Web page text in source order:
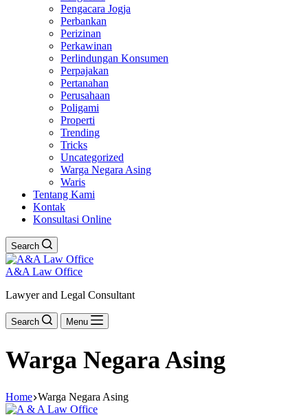
Pengacara Jogja
Perbankan
Perizinan
Perkawinan
Perlindungan Konsumen
Perpajakan
Pertanahan
Perusahaan
Poligami
Properti
Trending
Tricks
Uncategorized
Warga Negara Asing
Waris
Tentang Kami
Kontak
Konsultasi Online
Search
A&A Law Office
Lawyer and Legal Consultant
Search Menu
Warga Negara Asing
Home Warga Negara Asing